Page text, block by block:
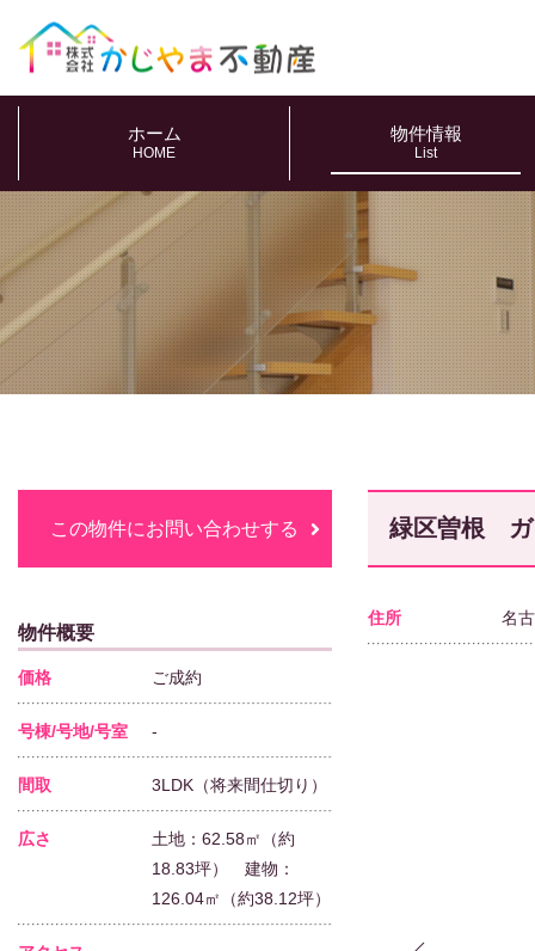
ホーム
HOME
物件情報
List
この物件にお問い合わせする
物件概要
価格 ご成約
号棟/号地/号室 -
間取 3LDK（将来間仕切り）
広さ
土地：62.58㎡（約
18.83坪） 建物：
126.04㎡（約38.12坪）
緑区曽根 ガ
住所 名